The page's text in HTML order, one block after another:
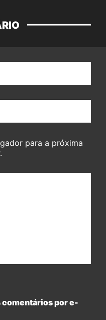
para a próxima
por e-